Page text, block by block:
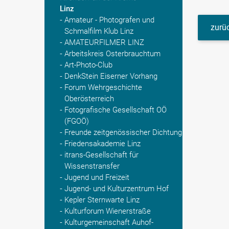
Linz
Amateur - Photografen und
Schmalfilm Klub Linz
AMATEURFILMER LINZ
Arbeitskreis Osterbrauchtum
Art-Photo-Club
DenkStein Eiserner Vorhang
Forum Wehrgeschichte
Oberösterreich
Fotografische Gesellschaft OÖ
(FGOÖ)
Freunde zeitgenössischer Dichtung
Friedensakademie Linz
itrans-Gesellschaft für
Wissenstransfer
Jugend und Freizeit
Jugend- und Kulturzentrum Hof
Kepler Sternwarte Linz
Kulturforum Wienerstraße
Kulturgemeinschaft Auhof-